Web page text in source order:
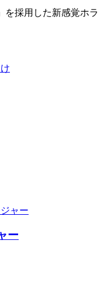
を採用した新感覚ホラ
ー